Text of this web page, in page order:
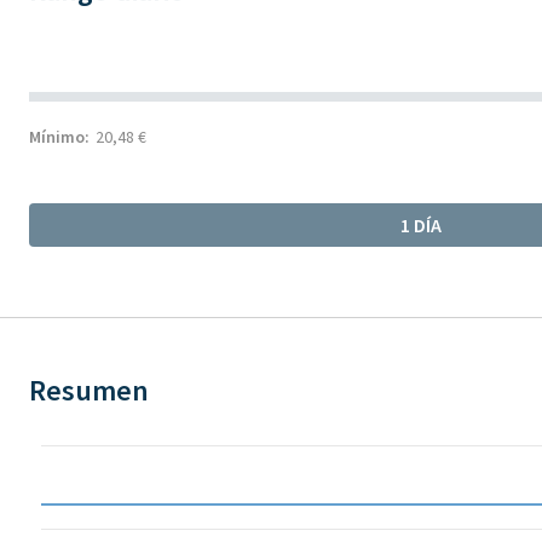
Mínimo: 20,48 €
1 DÍA
Resumen
Chart
The chart has 1 X axis displaying Time. Data ranges from